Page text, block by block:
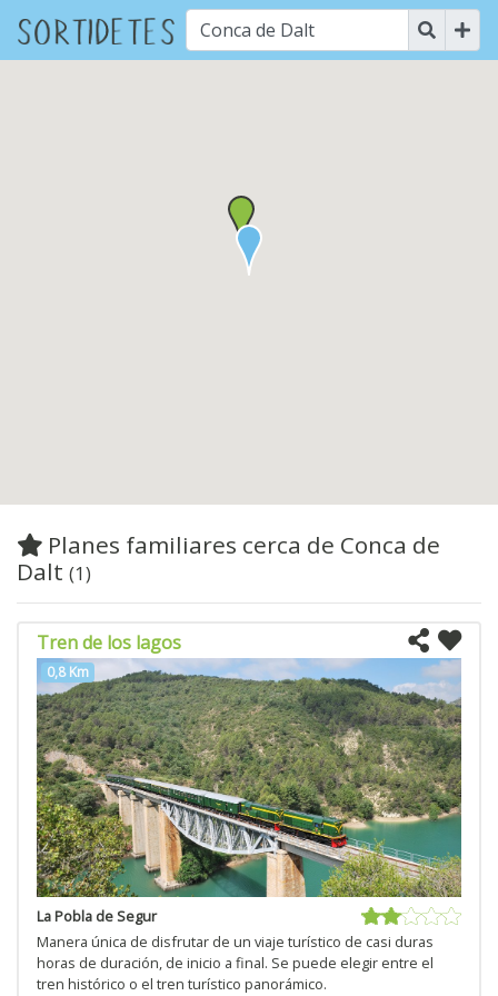
Planes familiares cerca de Conca de
Dalt (1)
Tren de los lagos
0,8 Km
La Pobla de Segur
Manera única de disfrutar de un viaje turístico de casi duras
horas de duración, de inicio a final. Se puede elegir entre el
tren histórico o el tren turístico panorámico.